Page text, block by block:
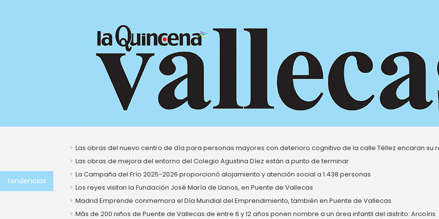
tendencias
Las obras del nuevo centro de día para personas mayores con deterioro cognitivo de la calle Téllez encaran su
Las obras de mejora del entorno del Colegio Agustina Díez están a punto de terminar
La Campaña del Frío 2025-2026 proporcionó alojamiento y atención social a 1.438 personas
Los reyes visitan la Fundación José María de Llanos, en Puente de Vallecas
Madrid Emprende conmemora el Día Mundial del Emprendimiento, también en Puente de Vallecas
Más de 200 niños de Puente de Vallecas de entre 6 y 12 años ponen nombre a un área infantil del distrito: Arcoíris